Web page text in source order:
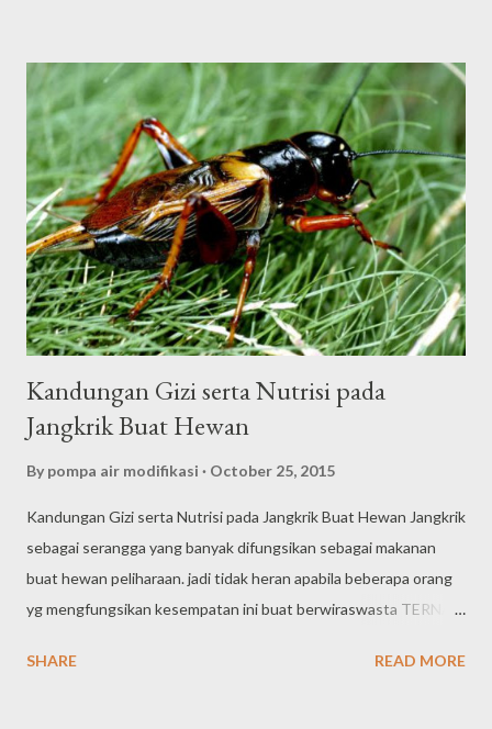
dibutuhkan untuk produksi telur jangkrik yang akan
diperdagangkan hanya memerlukan waktu ± 2-4 minggu.
Sedangkan untuk produksi jangkrik untuk pakan ikan dan burung
maupun untuk diambil tepungnya, hanya memerlukan 2-3 bulan.
Jangkrik betina mempunyai siklus hidup ± 3 bulan, sedangkan
jantan kurang dari 3 bulan. Dalam siklus hidupnya jangkrik betina
mampu memproduksi lebih dari 500 butir telur. Penyebaran
jangkrik di Indonesia adalah merata, na...
Kandungan Gizi serta Nutrisi pada
Jangkrik Buat Hewan
By pompa air modifikasi October 25, 2015
Kandungan Gizi serta Nutrisi pada Jangkrik Buat Hewan Jangkrik
sebagai serangga yang banyak difungsikan sebagai makanan
buat hewan peliharaan. jadi tidak heran apabila beberapa orang
yg mengfungsikan kesempatan ini buat berwiraswasta TERNAK
sebagai makanan paling utama untuk peliharaan mereka.
SHARE READ MORE